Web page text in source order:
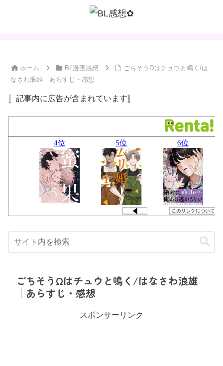
ホーム BL漫画感想
ごちそうΩはチュウと鳴く/は
なさわ浪雄｜あらすじ・感想
〚記事内に広告が含まれています〛
ごちそうΩはチュウと鳴く/はなさわ浪雄
｜あらすじ・感想
スポンサーリンク